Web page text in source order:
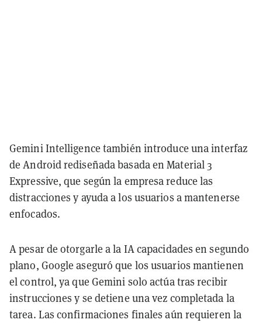
Gemini Intelligence también introduce una interfaz
de Android rediseñada basada en Material 3
Expressive, que según la empresa reduce las
distracciones y ayuda a los usuarios a mantenerse
enfocados.
A pesar de otorgarle a la IA capacidades en segundo
plano, Google aseguró que los usuarios mantienen
el control, ya que Gemini solo actúa tras recibir
instrucciones y se detiene una vez completada la
tarea. Las confirmaciones finales aún requieren la